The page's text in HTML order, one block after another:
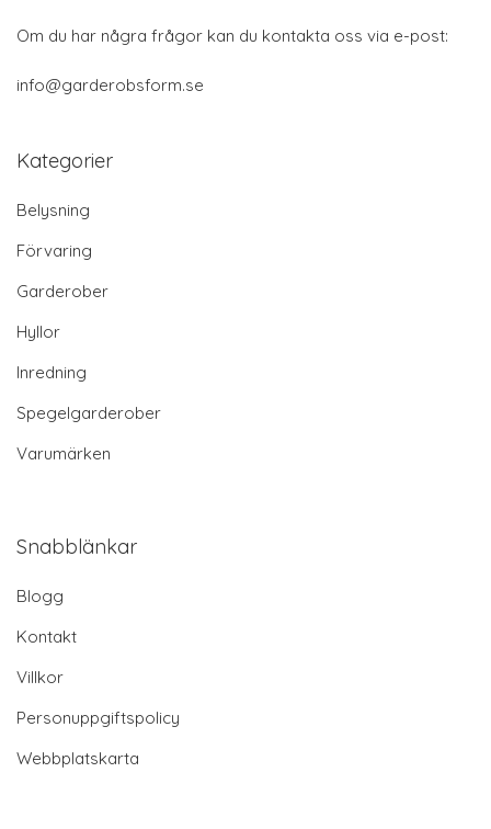
Om du har några frågor kan du kontakta oss via e-post:
info@garderobsform.se
Kategorier
Belysning
Förvaring
Garderober
Hyllor
Inredning
Spegelgarderober
Varumärken
Snabblänkar
Blogg
Kontakt
Villkor
Personuppgiftspolicy
Webbplatskarta